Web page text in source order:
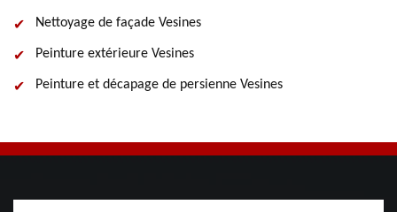
Nettoyage de façade Vesines
Peinture extérieure Vesines
Peinture et décapage de persienne Vesines